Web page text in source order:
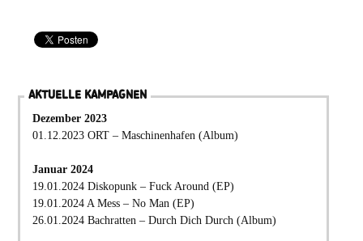
AKTUELLE KAMPAGNEN
Dezember 2023
01.12.2023 ORT – Maschinenhafen (Album)
Januar 2024
19.01.2024 Diskopunk – Fuck Around (EP)
19.01.2024 A Mess – No Man (EP)
26.01.2024 Bachratten – Durch Dich Durch (Album)